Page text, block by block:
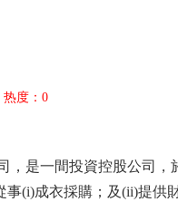
热度：0
，是一間投資控股公司，
事(i)成衣採購；及(ii)提供